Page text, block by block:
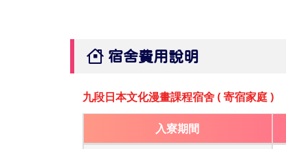
宿舍費用說明
九段日本文化漫畫課程宿舍 ( 寄宿家庭 )
入寮期間